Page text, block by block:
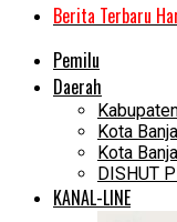
Berita Terbaru
Pemilu
Daerah
Kota
Kota
DISHUT
KANAL-LINE